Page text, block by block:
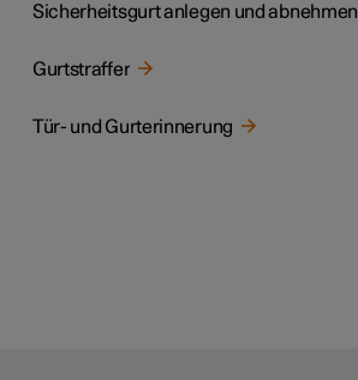
Sicherheitsgurt anlegen und abnehmen
Gurtstraffer
Tür- und Gurterinnerung